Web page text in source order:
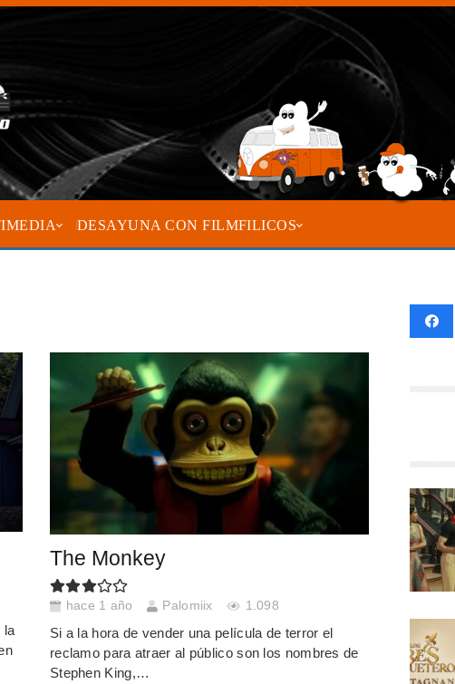
DESAYUNA CON FILMFILICOS
la
The Monkey
hace 1 año Palomiix 1.098
Si a la hora de vender una película de terror el
reclamo para atraer al público son los nombres de
Stephen King,…